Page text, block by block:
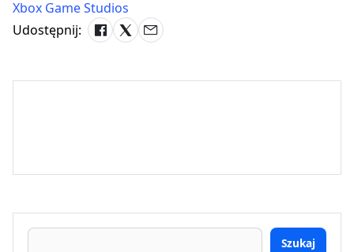
Xbox Game Studios
Udostępnij:
Szukaj